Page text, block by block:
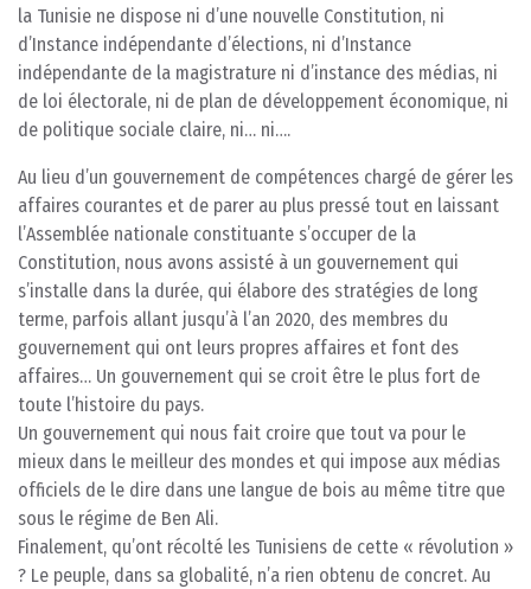
la Tunisie ne dispose ni d’une nouvelle Constitution, ni
d’Instance indépendante d’élections, ni d’Instance
indépendante de la magistrature ni d’instance des médias, ni
de loi électorale, ni de plan de développement économique, ni
de politique sociale claire, ni… ni….
Au lieu d’un gouvernement de compétences chargé de gérer les
affaires courantes et de parer au plus pressé tout en laissant
l’Assemblée nationale constituante s’occuper de la
Constitution, nous avons assisté à un gouvernement qui
s’installe dans la durée, qui élabore des stratégies de long
terme, parfois allant jusqu’à l’an 2020, des membres du
gouvernement qui ont leurs propres affaires et font des
affaires… Un gouvernement qui se croit être le plus fort de
toute l’histoire du pays.
Un gouvernement qui nous fait croire que tout va pour le
mieux dans le meilleur des mondes et qui impose aux médias
officiels de le dire dans une langue de bois au même titre que
sous le régime de Ben Ali.
Finalement, qu’ont récolté les Tunisiens de cette « révolution »
? Le peuple, dans sa globalité, n’a rien obtenu de concret. Au